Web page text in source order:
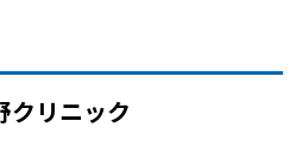
クリニック